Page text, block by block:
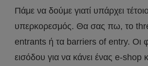
Πάμε να δούμε γιατί υπάρχει
υπερκορεσμός. Θα σας πω, το
entrants ή τα barriers of entry. Οι
εισόδου για να κάνει ένας e-shop